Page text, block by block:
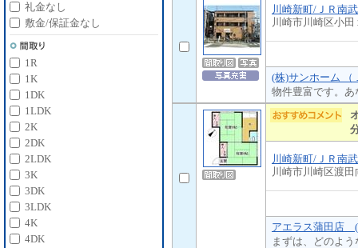
川崎新町/ＪＲ南
川崎市川崎区小田
(株)サンホーム （
物件豊富です。
川崎新町/ＪＲ南
川崎市川崎区渡田
アエラス蒲田店 (
まずは、どのよ
礼金なし
敷金/保証金なし
1R
1K
1DK
1LDK
2K
2DK
2LDK
3K
3DK
3LDK
4K
4DK